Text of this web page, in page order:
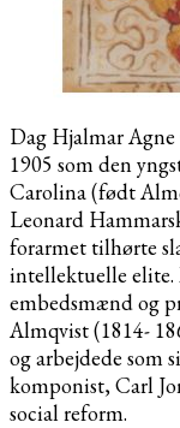
Dag Hjalmar
1905 som den
Carolina (født
Leonard
forarmet tilhørte
intellektuelle elite.
embedsmænd og
Almqvist (1814-
og arbejdede som
komponist, Carl
social reform.